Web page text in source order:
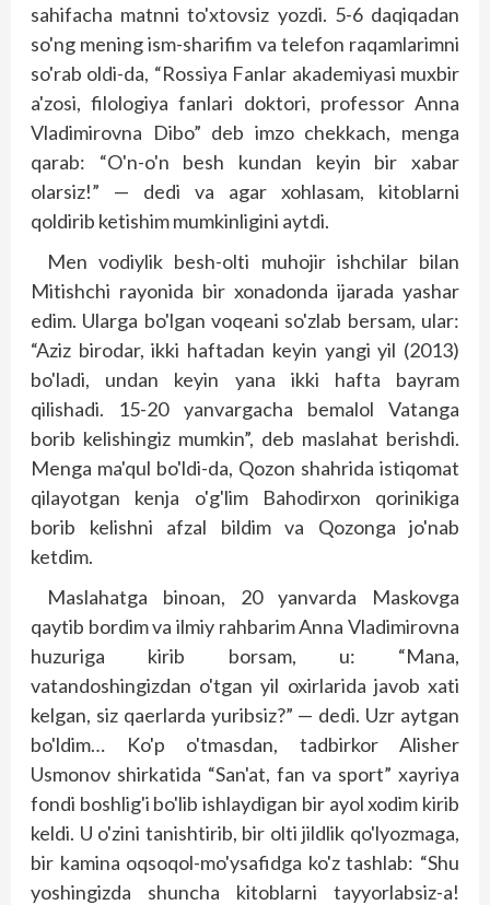
sahifacha matnni to'xtovsiz yozdi. 5-6 daqiqadan
so'ng mening ism-sharifim va telefon raqamlarimni
so'rab oldi-da, “Rossiya Fanlar akademiyasi muxbir
a'zosi, filologiya fanlari doktori, professor Anna
Vladimirovna Dibo” deb imzo chekkach, menga
qarab: “O'n-o'n besh kundan keyin bir xabar
olarsiz!” — dedi va agar xohlasam, kitoblarni
qoldirib ketishim mumkinligini aytdi.
Men vodiylik besh-olti muhojir ishchilar bilan
Mitishchi rayonida bir xonadonda ijarada yashar
edim. Ularga bo'lgan voqeani so'zlab bersam, ular:
“Aziz birodar, ikki haftadan keyin yangi yil (2013)
bo'ladi, undan keyin yana ikki hafta bayram
qilishadi. 15-20 yanvargacha bemalol Vatanga
borib kelishingiz mumkin”, deb maslahat berishdi.
Menga ma'qul bo'ldi-da, Qozon shahrida istiqomat
qilayotgan kenja o'g'lim Bahodirxon qorinikiga
borib kelishni afzal bildim va Qozonga jo'nab
ketdim.
Maslahatga binoan, 20 yanvarda Maskovga
qaytib bordim va ilmiy rahbarim Anna Vladimirovna
huzuriga kirib borsam, u: “Mana,
vatandoshingizdan o'tgan yil oxirlarida javob xati
kelgan, siz qaerlarda yuribsiz?” — dedi. Uzr aytgan
bo'ldim… Ko'p o'tmasdan, tadbirkor Alisher
Usmonov shirkatida “San'at, fan va sport” xayriya
fondi boshlig'i bo'lib ishlaydigan bir ayol xodim kirib
keldi. U o'zini tanishtirib, bir olti jildlik qo'lyozmaga,
bir kamina oqsoqol-mo'ysafidga ko'z tashlab: “Shu
yoshingizda shuncha kitoblarni tayyorlabsiz-a!